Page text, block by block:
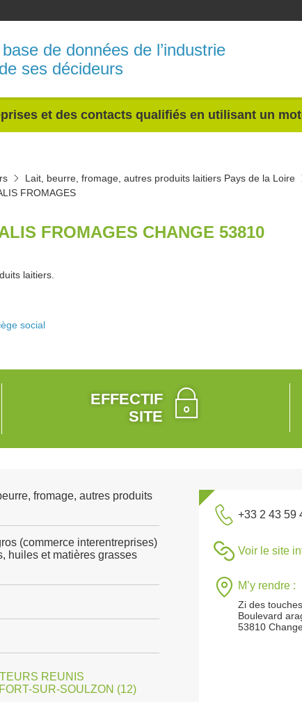
de données de l’industrie
ses décideurs
et des contacts qualifiés en utilisant un
Lait, beurre, fromage, autres produits laitiers Pays de la Loire
FROMAGES
FROMAGES CHANGE 53810
laitiers.
social
EFFECTIF
SITE
fromage, autres produits
(commerce interentreprises)
huiles et matières grasses
REUNIS
SUR-SOULZON (12)
+33 2 43 59
Voir le site
M’y rendre :
Zi des touches
Boulevard
53810